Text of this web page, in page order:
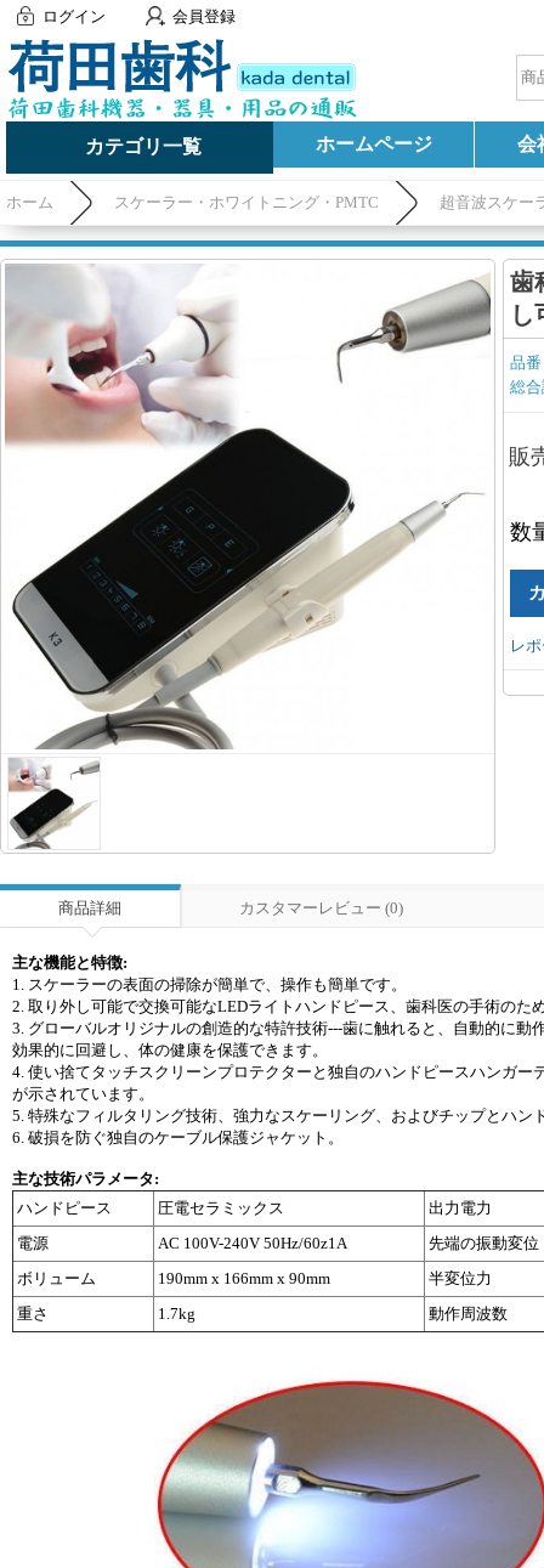
ログイン 会員登録
カテゴリ一覧 ホームページ 会
ホーム スケーラー・ホワイトニング・PMTC 超音波スケー
歯
し
品
総
販
数
レ
商品詳細 カスタマーレビュー (0)
主な機能と特徴:
1. スケーラーの表面の掃除が簡単で、操作も簡単です。
2. 取り外し可能で交換可能なLEDライトハンドピース、歯科医の手術の
3. グローバルオリジナルの創造的な特許技術---歯に触れると、自動的に
効果的に回避し、体の健康を保護できます。
4. 使い捨てタッチスクリーンプロテクターと独自のハンドピースハンガ
が示されています。
5. 特殊なフィルタリング技術、強力なスケーリング、およびチップとハ
6. 破損を防ぐ独自のケーブル保護ジャケット。
主な技術パラメータ:
ハンドピース
圧電セラミックス
出力電力
電源
AC 100V-240V 50Hz/60z1A
先端の振動変位
ボリューム
190mm x 166mm x 90mm
半変位力
重さ
1.7kg 動作周波数